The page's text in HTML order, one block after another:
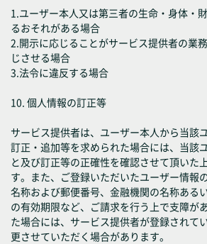
1.ユーザー本人又は第三者の生命・身体・
るおそれがある場合
2.開示に応じることがサービス提供者の業
じさせる場合
3.法令に違反する場合
10. 個人情報の訂正等
サービス提供者は、ユーザー本人から当該
訂正・追加等を求められた場合には、当該
と及び訂正等の正確性を確認させて頂いた
す。また、ご登録いただいたユーザー情報
名称および郵便番号、金融機関の名称ある
の有効期限など、ご請求を行う上で支障が
た場合には、サービス提供者が登録されて
更させていただく場合があります。